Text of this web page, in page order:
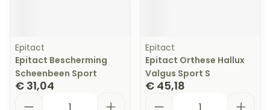
Epitact
Epitact Bescherming
Scheenbeen Sport
€ 31,04
Epitact
Epitact Orthese Hallux
Valgus Sport S
€ 45,18